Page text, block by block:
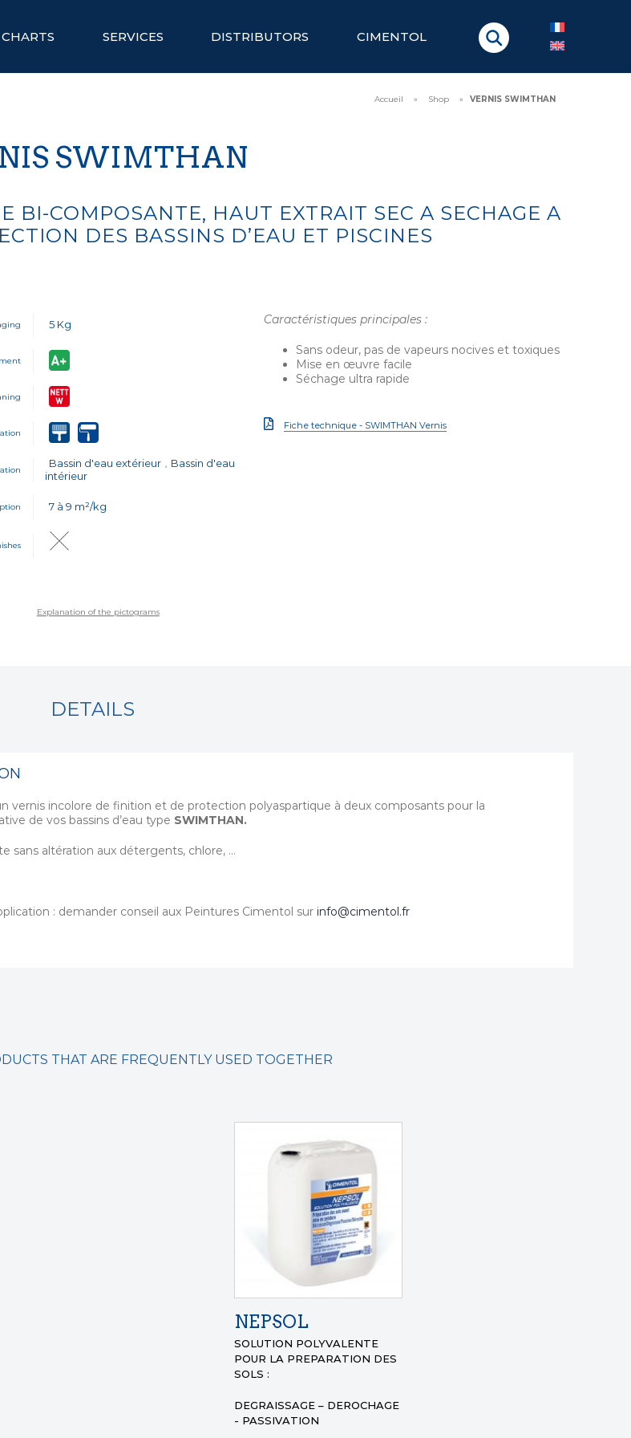
SERVICES DISTRIBUTORS CIMENTOL
Accueil » Shop » VERNIS SWIMTHAN
SWIMTHAN
BI-COMPOSANTE, HAUT EXTRAIT SEC A SECHAGE A
DES BASSINS D’EAU ET PISCINES
5 Kg
Bassin d'eau extérieur , Bassin d'eau
intérieur
7 à 9 m²/kg
Explanation of the pictograms
Caractéristiques principales :
Sans odeur, pas de vapeurs nocives et toxiques
Mise en œuvre facile
Séchage ultra rapide
Fiche technique - SWIMTHAN Vernis
DETAILS
vernis incolore de finition et de protection polyaspartique à deux composants pour la
de vos bassins d’eau type SWIMTHAN.
sans altération aux détergents, chlore, …
: demander conseil aux Peintures Cimentol sur info@cimentol.fr
THAT ARE FREQUENTLY USED TOGETHER
NEPSOL
SOLUTION POLYVALENTE
POUR LA PREPARATION DES
SOLS :
DEGRAISSAGE – DEROCHAGE
- PASSIVATION